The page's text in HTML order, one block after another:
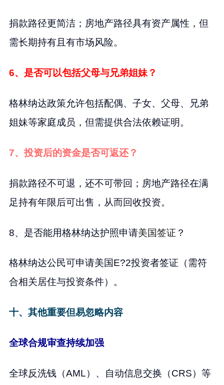
捐款路径更简洁；房地产路径具有资产属性，但
需长期持有且有市场风险。
6、是否可以包括父母与兄弟姐妹？
格林纳达政策允许包括配偶、子女、父母、兄弟
姐妹等家庭成员，但需提供合法依赖证明。
7、投资后的资金是否可返还？
捐款路径不可退，还不可带回；房地产路径在满
足持有年限后可出售，从而回收投资。
8、是否能用格林纳达护照申请美国签证 ？
格林纳达公民可申请美国E?2投资者签证（需符
合相关居住与投资条件）。
十、其他重要但易忽略内容
全球合规审查持续加强
全球反洗钱（AML）、自动信息交换（CRS）等